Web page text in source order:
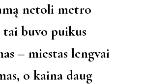
netoli metro
buvo puikus
– miestas lengvai
o kaina daug